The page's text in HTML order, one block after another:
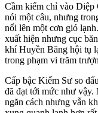
Cầm kiếm chỉ vào
nói một câu, nhưng
nổi lên một cơn gió
xuất hiện nhưng cục
khí Huyền Băng hội tụ
trong phạm vi trăm
Cấp bậc Kiếm Sư so
đã đạt tới mức như vậy.
ngăn cách nhưng vẫn